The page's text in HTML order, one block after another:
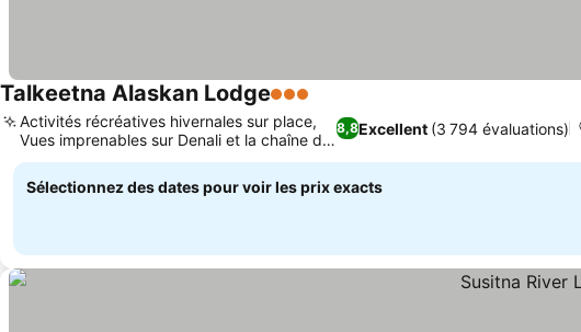
Talkeetna Alaskan Lodge3 Étoiles
8,8Excellent (3 794 évaluations)
Activités récréatives hivernales sur place,
Vues imprenables sur Denali et la chaîne de
montagnes
Sélectionnez des dates pour voir les prix exacts